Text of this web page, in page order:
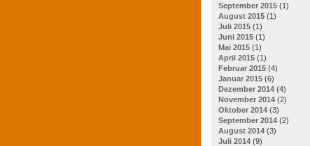
September 2015 (1)
August 2015 (1)
Juli 2015 (1)
Juni 2015 (1)
Mai 2015 (1)
April 2015 (1)
Februar 2015 (4)
Januar 2015 (6)
Dezember 2014 (4)
November 2014 (2)
Oktober 2014 (3)
September 2014 (2)
August 2014 (3)
Juli 2014 (9)